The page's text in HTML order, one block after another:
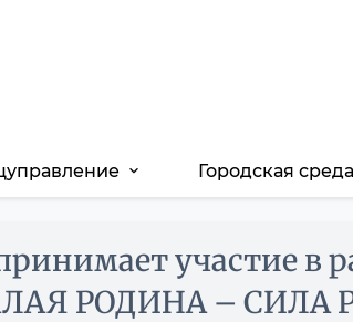
expand_more Городская среда
участие в
РОДИНА – СИЛА